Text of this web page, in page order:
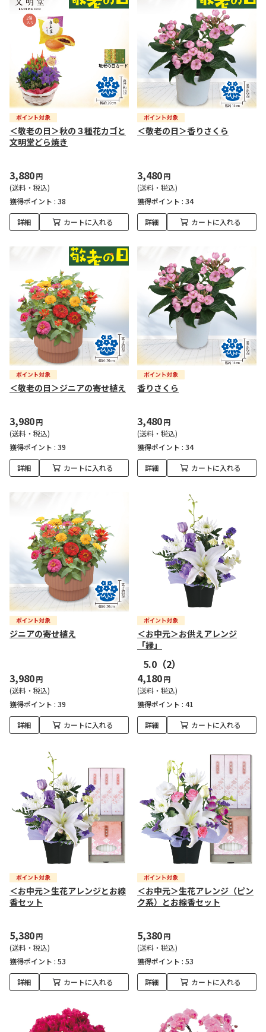
＜敬老の日＞秋の３種花カゴと
文明堂どら焼き
3,880円
(送料・税込)
獲得ポイント : 38
詳細 カートに入れる
＜敬老の日＞香りさくら
3,480円
(送料・税込)
獲得ポイント : 34
詳細 カートに入れる
＜敬老の日＞ジニアの寄せ植え
3,980円
(送料・税込)
獲得ポイント : 39
詳細 カートに入れる
香りさくら
3,480円
(送料・税込)
獲得ポイント : 34
詳細 カートに入れる
ジニアの寄せ植え
3,980円
(送料・税込)
獲得ポイント : 39
詳細 カートに入れる
＜お中元＞お供えアレンジ
「縁」
5.0 （2）
4,180円
(送料・税込)
獲得ポイント : 41
詳細 カートに入れる
＜お中元＞生花アレンジとお線
香セット
5,380円
(送料・税込)
獲得ポイント : 53
詳細 カートに入れる
＜お中元＞生花アレンジ（ピン
ク系）とお線香セット
5,380円
(送料・税込)
獲得ポイント : 53
詳細 カートに入れる